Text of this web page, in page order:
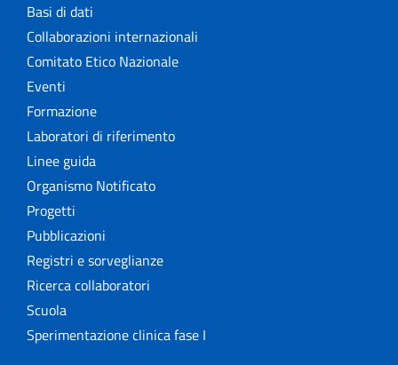
Basi di dati
Collaborazioni internazionali
Comitato Etico Nazionale
Eventi
Formazione
Laboratori di riferimento
Linee guida
Organismo Notificato
Progetti
Pubblicazioni
Registri e sorveglianze
Ricerca collaboratori
Scuola
Sperimentazione clinica fase I